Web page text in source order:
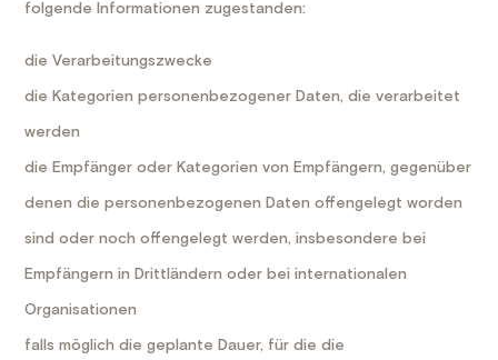
folgende Informationen zugestanden:
die Verarbeitungszwecke
die Kategorien personenbezogener Daten, die verarbeitet
werden
die Empfänger oder Kategorien von Empfängern, gegenüber
denen die personenbezogenen Daten offengelegt worden
sind oder noch offengelegt werden, insbesondere bei
Empfängern in Drittländern oder bei internationalen
Organisationen
falls möglich die geplante Dauer, für die die